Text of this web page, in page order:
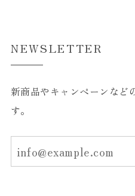
NEWSLETTER
新商品やキャンペーンなど
す。